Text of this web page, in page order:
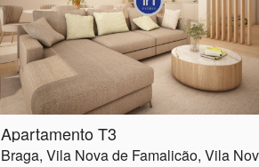
Apartamento T3